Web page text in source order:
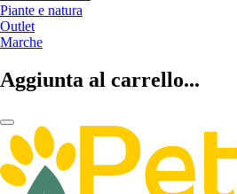
Piante e natura
Outlet
Marche
Aggiunta al carrello...